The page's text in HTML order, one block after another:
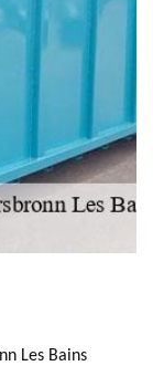
Les Bains